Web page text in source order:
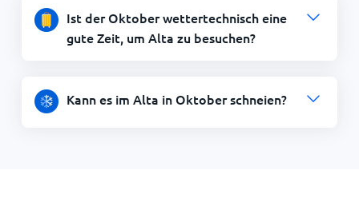
Ist der Oktober wettertechnisch eine
gute Zeit, um Alta zu besuchen?
Kann es im Alta in Oktober schneien?